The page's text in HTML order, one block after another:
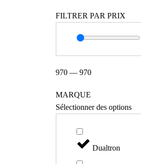
FILTRER PAR PRIX
970 — 970
MARQUE
Sélectionner des options
Dualtron